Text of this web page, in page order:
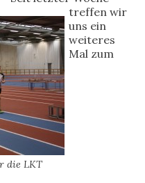
die LKT
treffen wir
uns ein
weiteres
Mal zum